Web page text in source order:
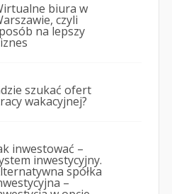
biura w
czyli
na lepszy
szukać ofert
wakacyjnej?
inwestować –
inwestycyjny.
spółka
–